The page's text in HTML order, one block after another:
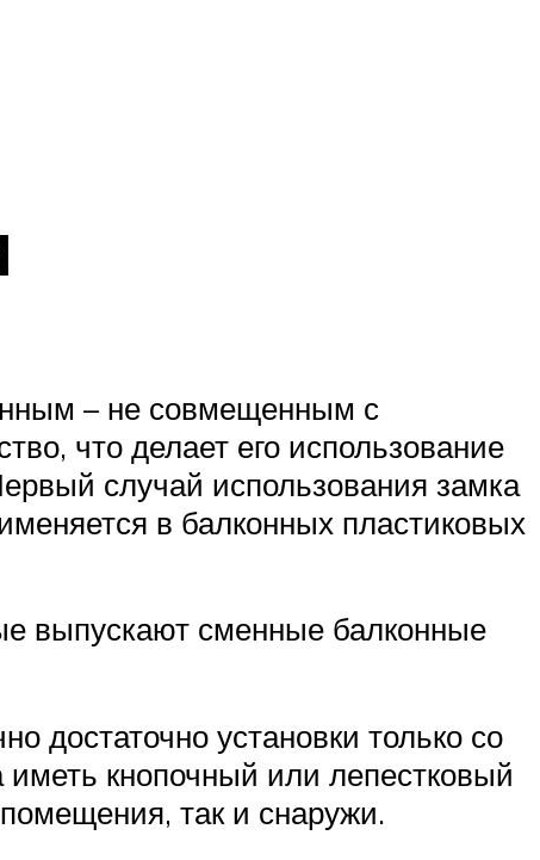
– не совмещенным с
что делает его использование
случай использования замка
в балконных пластиковых
выпускают сменные балконные
достаточно установки только со
кнопочный или лепестковый
так и снаружи.